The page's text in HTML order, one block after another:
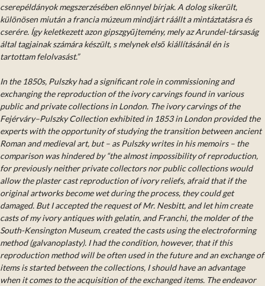
cserepéldányok megszerzésében előnnyel bírjak. A dolog sikerült,
különösen miután a francia múzeum mindjárt ráállt a mintáztatásra és
cserére. Így keletkezett azon gipszgyűjtemény, mely az Arundel-társaság
által tagjainak számára készült, s melynek első kiállításánál én is
tartottam felolvasást.”
In the 1850s, Pulszky had a significant role in commissioning and
exchanging the reproduction of the ivory carvings found in various
public and private collections in London. The ivory carvings of the
Fejérváry–Pulszky Collection exhibited in 1853 in London provided the
experts with the opportunity of studying the transition between ancient
Roman and medieval art, but – as Pulszky writes in his memoirs – the
comparison was hindered by “the almost impossibility of reproduction,
for previously neither private collectors nor public collections would
allow the plaster cast reproduction of ivory reliefs, afraid that if the
original artworks become wet during the process, they could get
damaged. But I accepted the request of Mr. Nesbitt, and let him create
casts of my ivory antiques with gelatin, and Franchi, the molder of the
South-Kensington Museum, created the casts using the electroforming
method (galvanoplasty). I had the condition, however, that if this
reproduction method will be often used in the future and an exchange of
items is started between the collections, I should have an advantage
when it comes to the acquisition of the exchanged items. The endeavor